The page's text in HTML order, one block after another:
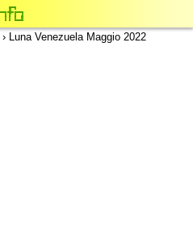
› Luna Venezuela Maggio 2022